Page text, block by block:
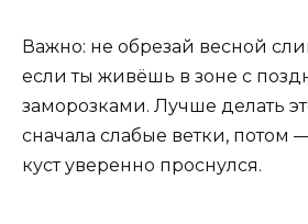
Важно: не обрезай весной
если ты живёшь в зоне с
заморозками. Лучше делать
сначала слабые ветки, потом
куст уверенно проснулся.